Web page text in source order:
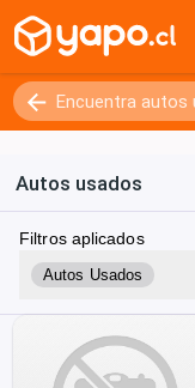
Autos usados
Filtros aplicados
Autos Usados